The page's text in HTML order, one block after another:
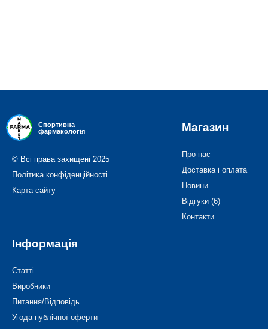
Спортивна
фармакологія
© Всі права захищені 2025
Політика конфіденційності
Карта сайту
Магазин
Про нас
Доставка і оплата
Новини
Відгуки (6)
Контакти
Інформація
Статті
Виробники
Питання/Відповідь
Угода публічної оферти